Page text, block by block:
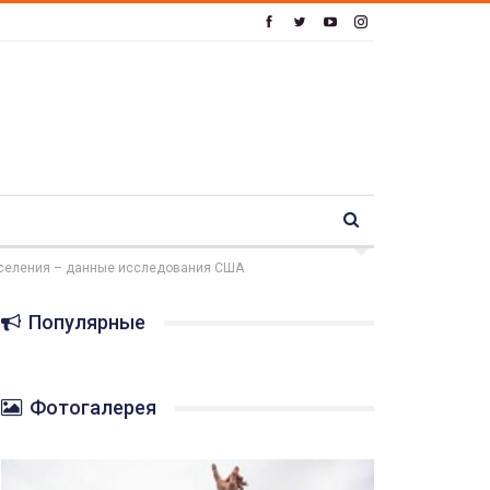
– данные исследования США
Популярные
Фотогалерея